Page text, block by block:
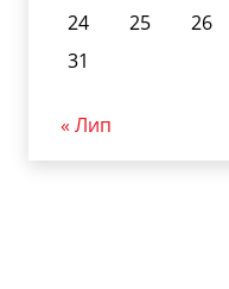
24
25 26
31
« Лип